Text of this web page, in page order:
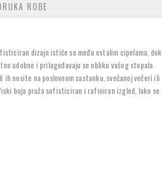
ROBE
dizajn ističe se među ostalim cipelama, dok
udobne i prilagođavaju se obliku vašeg stopala.
nosite na poslovnom sastanku, svečanoj večeri ili
boja pruža sofisticiran i rafiniran izgled, lako se